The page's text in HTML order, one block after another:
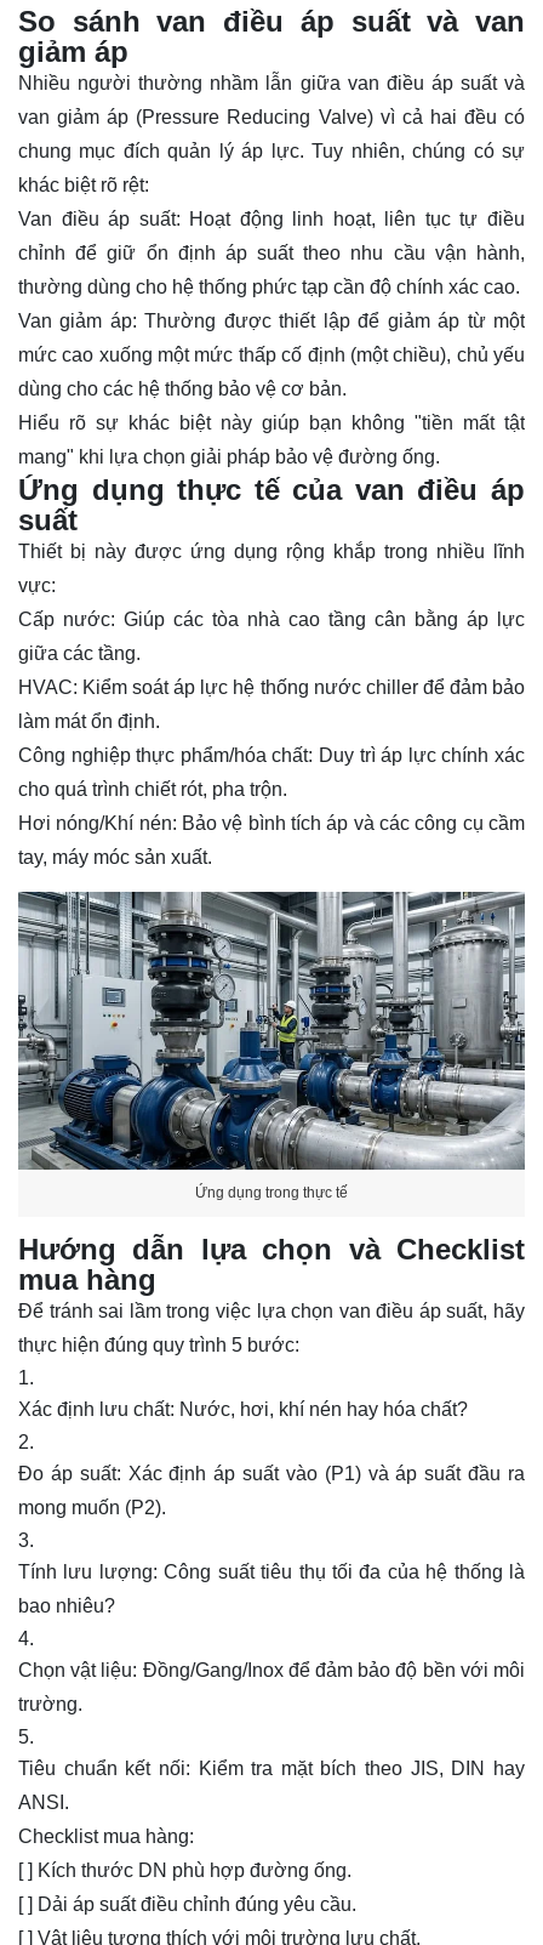
So sánh van điều áp suất và van
giảm áp
Nhiều người thường nhầm lẫn giữa van điều áp suất và
van giảm áp (Pressure Reducing Valve) vì cả hai đều có
chung mục đích quản lý áp lực. Tuy nhiên, chúng có sự
khác biệt rõ rệt:
Van điều áp suất: Hoạt động linh hoạt, liên tục tự điều
chỉnh để giữ ổn định áp suất theo nhu cầu vận hành,
thường dùng cho hệ thống phức tạp cần độ chính xác cao.
Van giảm áp: Thường được thiết lập để giảm áp từ một
mức cao xuống một mức thấp cố định (một chiều), chủ yếu
dùng cho các hệ thống bảo vệ cơ bản.
Hiểu rõ sự khác biệt này giúp bạn không "tiền mất tật
mang" khi lựa chọn giải pháp bảo vệ đường ống.
Ứng dụng thực tế của van điều áp
suất
Thiết bị này được ứng dụng rộng khắp trong nhiều lĩnh
vực:
Cấp nước: Giúp các tòa nhà cao tầng cân bằng áp lực
giữa các tầng.
HVAC: Kiểm soát áp lực hệ thống nước chiller để đảm bảo
làm mát ổn định.
Công nghiệp thực phẩm/hóa chất: Duy trì áp lực chính xác
cho quá trình chiết rót, pha trộn.
Hơi nóng/Khí nén: Bảo vệ bình tích áp và các công cụ cầm
tay, máy móc sản xuất.
Ứng dụng trong thực tế
Hướng dẫn lựa chọn và Checklist
mua hàng
Để tránh sai lầm trong việc lựa chọn van điều áp suất, hãy
thực hiện đúng quy trình 5 bước:
Xác định lưu chất: Nước, hơi, khí nén hay hóa chất?
Đo áp suất: Xác định áp suất vào (P1) và áp suất đầu ra
mong muốn (P2).
Tính lưu lượng: Công suất tiêu thụ tối đa của hệ thống là
bao nhiêu?
Chọn vật liệu: Đồng/Gang/Inox để đảm bảo độ bền với môi
trường.
Tiêu chuẩn kết nối: Kiểm tra mặt bích theo JIS, DIN hay
ANSI.
Checklist mua hàng:
[ ] Kích thước DN phù hợp đường ống.
[ ] Dải áp suất điều chỉnh đúng yêu cầu.
[ ] Vật liệu tương thích với môi trường lưu chất.